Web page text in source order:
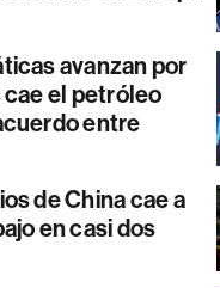
avanzan por
el petróleo
entre
de China cae a
en casi dos